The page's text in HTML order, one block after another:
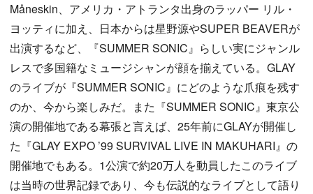
Måneskin、アメリカ・アトランタ出身のラッパー リル・
ヨッティに加え、日本からは星野源やSUPER BEAVERが
出演するなど、『SUMMER SONIC』らしい実にジャンル
レスで多国籍なミュージシャンが顔を揃えている。GLAY
のライブが『SUMMER SONIC』にどのような爪痕を残す
のか、今から楽しみだ。また『SUMMER SONIC』東京公
演の開催地である幕張と言えば、25年前にGLAYが開催し
た『GLAY EXPO ’99 SURVIVAL LIVE IN MAKUHARI』の
開催地でもある。1公演で約20万人を動員したこのライブ
は当時の世界記録であり、今も伝説的なライブとして語り